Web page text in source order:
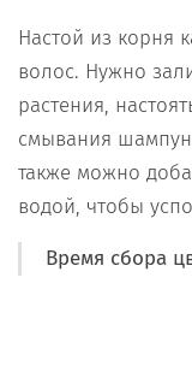
Настой из корня
волос. Нужно
растения,
смывания
также можно
водой, чтобы
Время сбора